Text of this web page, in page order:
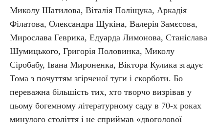
Миколу Шатилова, Віталія Поліщука, Аркадія
Філатова, Олександра Щукіна, Валерія Замєсова,
Мирослава Геврика, Едуарда Лимонова, Станіслава
Шумицького, Григорія Половинка, Миколу
Сіробабу, Івана Мироненка, Віктора Кулика згадує
Тома з почуттям згірченої туги і скорботи. Бо
переважна більшість тих, хто творчо визрівав у
цьому богемному літературному саду в 70-х роках
минулого століття і не сприймав «двоголової